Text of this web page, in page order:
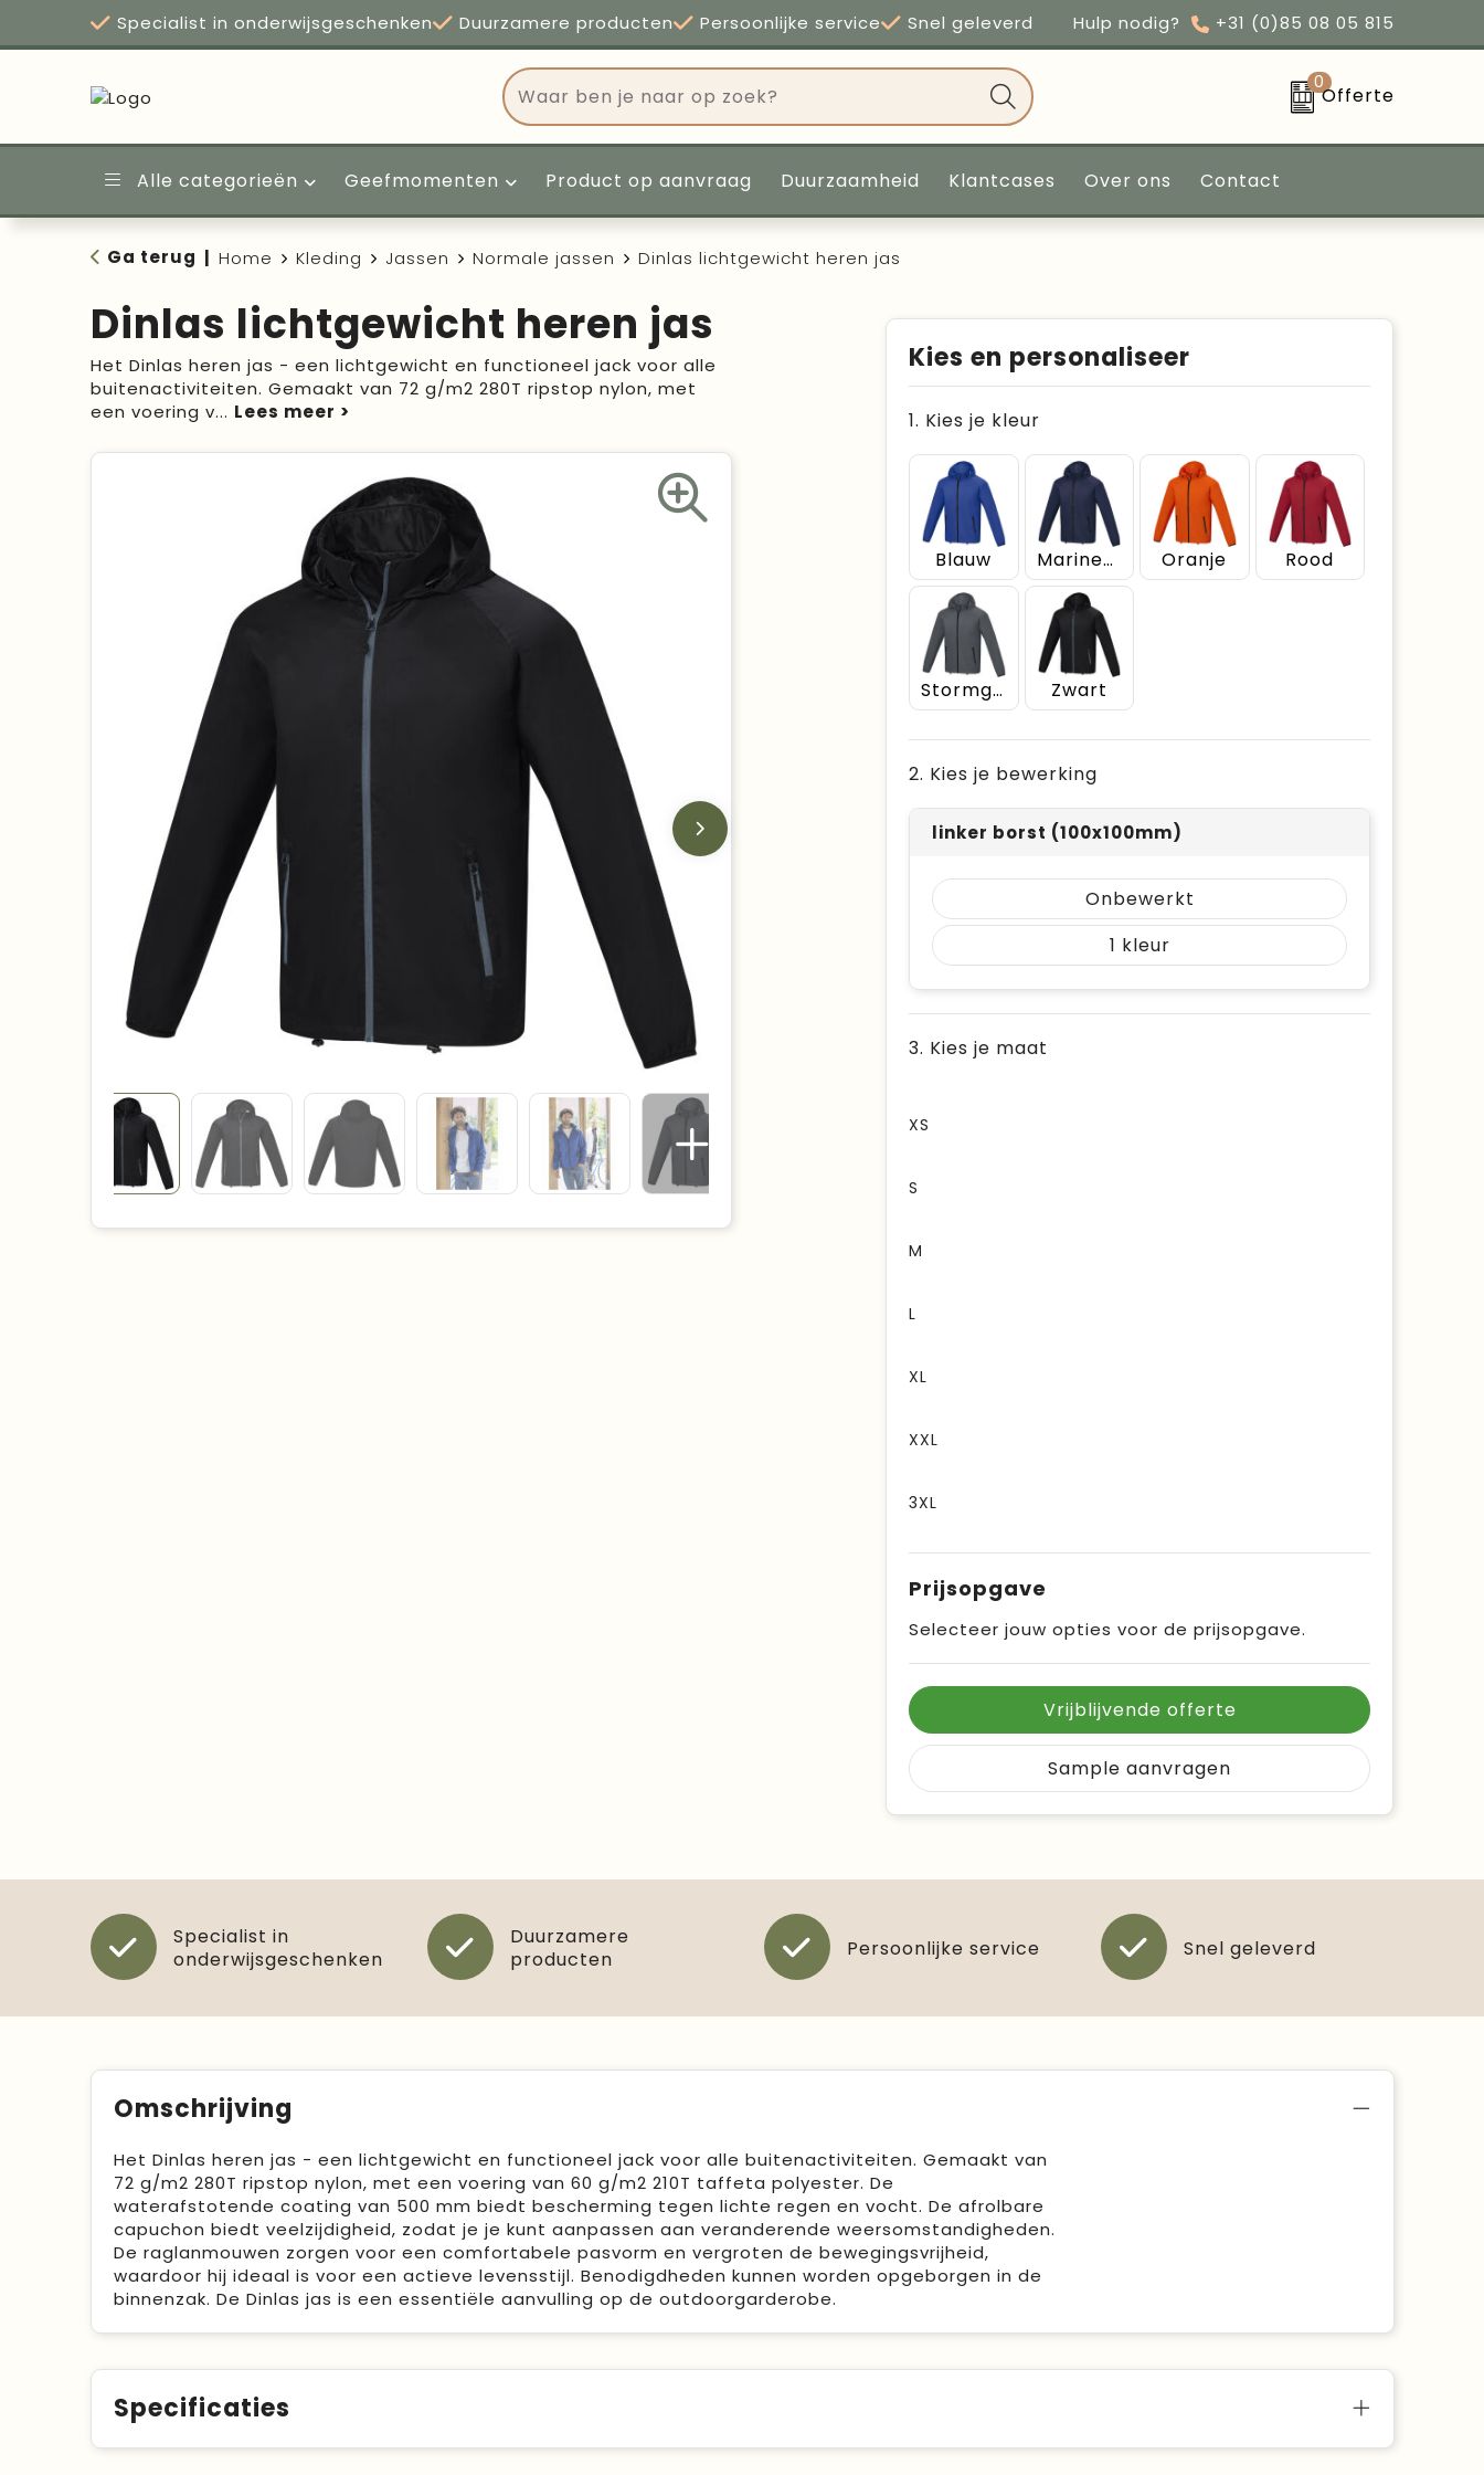
Specialist in onderwijsgeschenken Duurzamere producten Persoonlijke service Snel geleverd Hulp nodig? +31 (0)85 08 05 815
0
Offerte
Alle categorieën Geefmomenten Product op aanvraag Duurzaamheid Klantcases Over ons Contact
Ga terug Home Kleding Jassen Normale jassen Dinlas lichtgewicht heren jas
Dinlas lichtgewicht heren jas
Het Dinlas heren jas - een lichtgewicht en functioneel jack voor alle
buitenactiviteiten. Gemaakt van 72 g/m2 280T ripstop nylon, met
een voering v...
Kies en personaliseer
1. Kies je kleur
Blauw Marineblauw Oranje Rood
Stormgrijs Zwart
2. Kies je bewerking
linker borst (100x100mm)
Onbewerkt
1
3. Kies je maat
XS
S
M
L
XL
XXL
3XL
Prijsopgave
Selecteer jouw opties voor de prijsopgave.
Vrijblijvende offerte
Sample aanvragen
Specialist in
onderwijsgeschenken
Duurzamere
producten
Persoonlijke service Snel geleverd
Omschrijving
Het Dinlas heren jas - een lichtgewicht en functioneel jack voor alle buitenactiviteiten. Gemaakt van
72 g/m2 280T ripstop nylon, met een voering van 60 g/m2 210T taffeta polyester. De
waterafstotende coating van 500 mm biedt bescherming tegen lichte regen en vocht. De afrolbare
capuchon biedt veelzijdigheid, zodat je je kunt aanpassen aan veranderende weersomstandigheden.
De raglanmouwen zorgen voor een comfortabele pasvorm en vergroten de bewegingsvrijheid,
waardoor hij ideaal is voor een actieve levensstijl. Benodigdheden kunnen worden opgeborgen in de
binnenzak. De Dinlas jas is een essentiële aanvulling op de outdoorgarderobe.
Specificaties